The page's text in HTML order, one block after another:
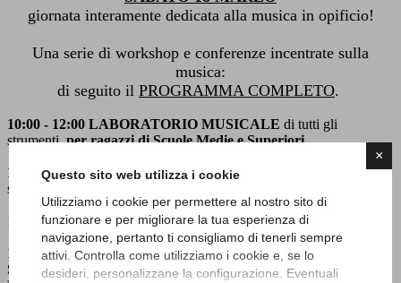
×
Questo sito web utilizza i cookie
Utilizziamo i cookie per permettere al nostro sito di
funzionare e per migliorare la tua esperienza di
navigazione, pertanto ti consigliamo di tenerli sempre
attivi. Controlla come utilizziamo i cookie e, se lo
desideri, personalizzane la configurazione. Eventuali
giornata interamente dedicata alla musica in opificio!
Una serie di workshop e conferenze incentrate sulla
musica:
di seguito il PROGRAMMA COMPLETO.
10:00 - 12:00 LABORATORIO MUSICALE di tutti gli
strumenti,per ragazzi di Scuole Medie e Superiori.
12:00 - 13:00 WORKSHOPconGABRIELE FERRO
sull'
13:00 - 14:00 PAUSA
14:00 - 16:00 CONFERENZAcon il Professor FABRIZIO
SCANZIOsui grandi raduni musicali:WOODSTOCK e